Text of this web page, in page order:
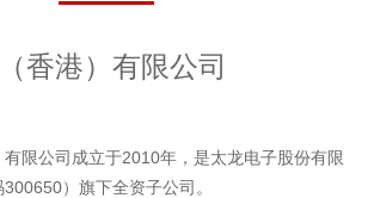
香港）有限公司
限公司成立于2010年，是太龙电子股份有限
）旗下全资子公司。